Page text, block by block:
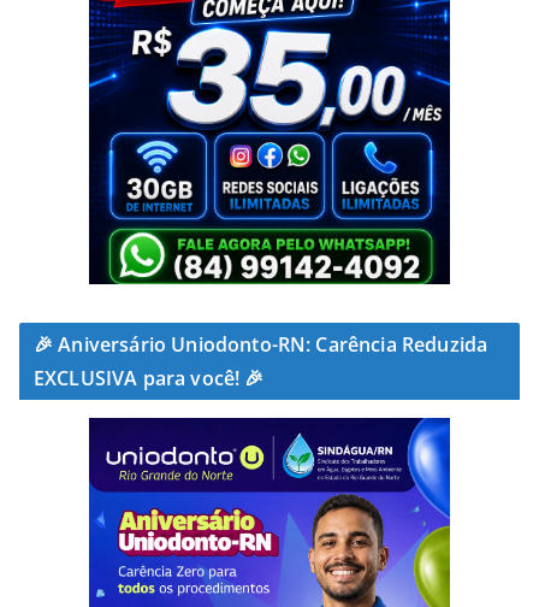
🎉 Aniversário Uniodonto-RN: Carência Reduzida
EXCLUSIVA para você! 🎉